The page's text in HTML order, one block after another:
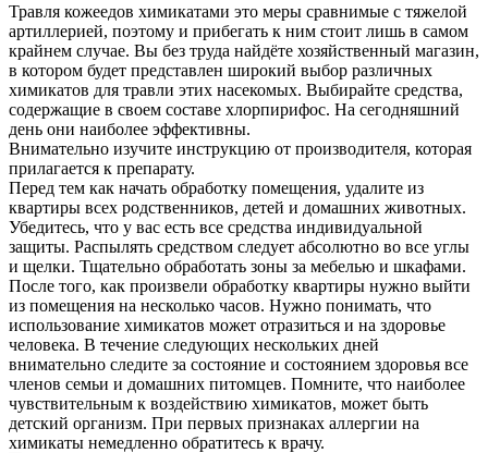
Травля кожеедов химикатами это меры сравнимые с тяжелой
артиллерией, поэтому и прибегать к ним стоит лишь в самом
крайнем случае. Вы без труда найдёте хозяйственный магазин,
в котором будет представлен широкий выбор различных
химикатов для травли этих насекомых. Выбирайте средства,
содержащие в своем составе хлорпирифос. На сегодняшний
день они наиболее эффективны.
Внимательно изучите инструкцию от производителя, которая
прилагается к препарату.
Перед тем как начать обработку помещения, удалите из
квартиры всех родственников, детей и домашних животных.
Убедитесь, что у вас есть все средства индивидуальной
защиты. Распылять средством следует абсолютно во все углы
и щелки. Тщательно обработать зоны за мебелью и шкафами.
После того, как произвели обработку квартиры нужно выйти
из помещения на несколько часов. Нужно понимать, что
использование химикатов может отразиться и на здоровье
человека. В течение следующих нескольких дней
внимательно следите за состояние и состоянием здоровья все
членов семьи и домашних питомцев. Помните, что наиболее
чувствительным к воздействию химикатов, может быть
детский организм. При первых признаках аллергии на
химикаты немедленно обратитесь к врачу.